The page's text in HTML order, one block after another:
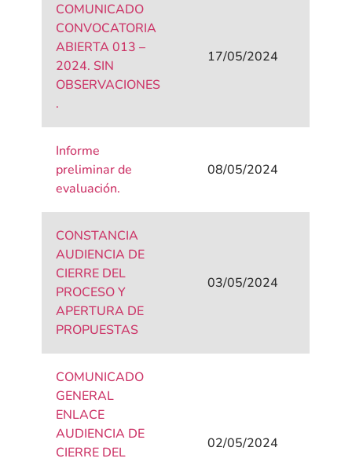
COMUNICADO
CONVOCATORIA
ABIERTA 013 –
2024. SIN
OBSERVACIONES
.
17/05/2024
Informe
preliminar de
evaluación.
08/05/2024
CONSTANCIA
AUDIENCIA DE
CIERRE DEL
PROCESO Y
APERTURA DE
PROPUESTAS
03/05/2024
COMUNICADO
GENERAL
ENLACE
AUDIENCIA DE
CIERRE DEL
02/05/2024